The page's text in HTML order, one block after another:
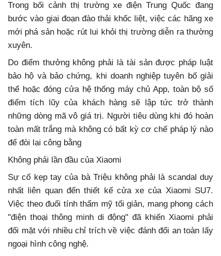
Trong bối cảnh thị trường xe điện Trung Quốc đang
bước vào giai đoạn đào thải khốc liệt, việc các hãng xe
mới phá sản hoặc rút lui khỏi thị trường diễn ra thường
xuyên.
Do điểm thưởng không phải là tài sản được pháp luật
bảo hộ và bảo chứng, khi doanh nghiệp tuyên bố giải
thể hoặc đóng cửa hệ thống máy chủ App, toàn bộ số
điểm tích lũy của khách hàng sẽ lập tức trở thành
những dòng mã vô giá trị. Người tiêu dùng khi đó hoàn
toàn mất trắng mà không có bất kỳ cơ chế pháp lý nào
để đòi lại công bằng
Không phải lần đầu của Xiaomi
Sự cố kẹp tay của bà Triệu không phải là scandal duy
nhất liên quan đến thiết kế cửa xe của Xiaomi SU7.
Việc theo đuổi tính thẩm mỹ tối giản, mang phong cách
"điện thoại thông minh di động" đã khiến Xiaomi phải
đối mặt với nhiều chỉ trích về việc đánh đổi an toàn lấy
ngoại hình công nghệ.